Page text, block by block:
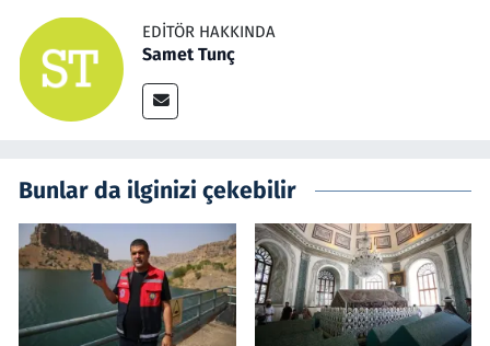
EDITÖR HAKKINDA
Samet Tunç
Bunlar da ilginizi çekebilir